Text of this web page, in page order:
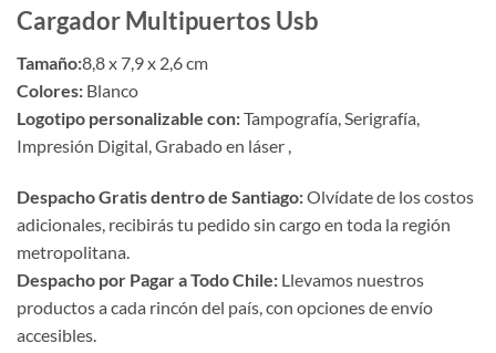
Cargador Multipuertos Usb
Tamaño:8,8 x 7,9 x 2,6 cm
Colores: Blanco
Logotipo personalizable con:Tampografía, Serigrafía,
Impresión Digital, Grabado en láser ,
Despacho Gratis dentro de Santiago:Olvídate de los costos
adicionales, recibirás tu pedido sin cargo en toda la región
metropolitana.
Despacho por Pagar a Todo Chile: Llevamos nuestros
productos a cada rincón del país, con opciones de envío
accesibles.